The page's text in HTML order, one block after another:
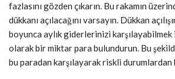
fazlasını gözden çıkarın. Bu rakamın
dükkanı açılacağını varsayın. Dükkan
boyunca aylık giderlerinizi karşılayabilmek
olarak bir miktar para bulundurun. Bu
bu paradan karşılayarak riskli